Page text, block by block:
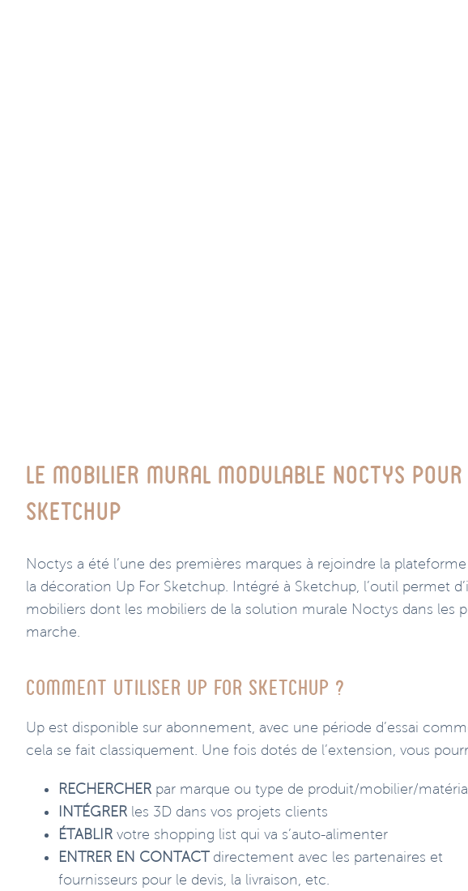
Le mobilier mural modulable Noctys
Sketchup
Noctys a été l’une des premières marques à rejoindre la
la décoration Up For Sketchup. Intégré à Sketchup, l’outil permet
mobiliers dont les mobiliers de la solution murale Noctys dans les
marche.
Comment utiliser Up For Sketchup ?
Up est disponible sur abonnement, avec une période d’essai
cela se fait classiquement. Une fois dotés de l’extension, vous
RECHERCHERpar marque ou type de produit/mobilier/
INTÉGRERles 3D dans vos projets clients
ÉTABLIRvotre shopping list qui va s’auto-alimenter
ENTRER EN CONTACTdirectement avec les partenaires et
fournisseurs pour le devis, la livraison, etc.